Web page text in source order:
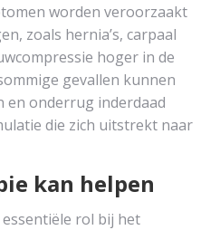
worden veroorzaakt
zoals hernia’s, carpaal
hoger in de
gevallen kunnen
en onderrug inderdaad
die zich uitstrekt naar
kan helpen
rol bij het